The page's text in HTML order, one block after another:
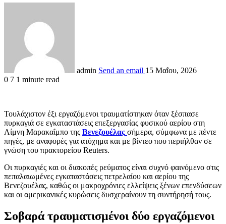
admin Send an email 15 Μαΐου, 2026
0 7 1 minute read
Τουλάχιστον έξι εργαζόμενοι τραυματίστηκαν όταν ξέσπασε
πυρκαγιά σε εγκαταστάσεις επεξεργασίας φυσικού αερίου στη
Λίμνη Μαρακαΐμπο της Βενεζουέλας σήμερα, σύμφωνα με πέντε
πηγές, με αναφορές για ατύχημα και με βίντεο που περιήλθαν σε
γνώση του πρακτορείου Reuters.
Οι πυρκαγιές και οι διακοπές ρεύματος είναι συχνό φαινόμενο στις
πεπαλαιωμένες εγκαταστάσεις πετρελαίου και αερίου της
Βενεζουέλας, καθώς οι μακροχρόνιες ελλείψεις ξένων επενδύσεων
και οι αμερικανικές κυρώσεις δυσχεραίνουν τη συντήρησή τους.
Σοβαρά τραυματισμένοι δύο εργαζόμενοι